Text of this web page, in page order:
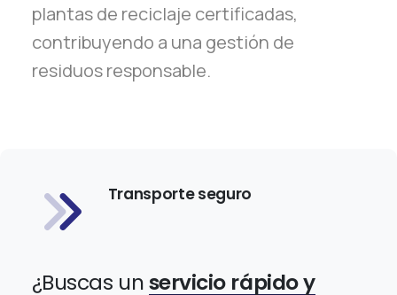
plantas de reciclaje certificadas,
contribuyendo a una gestión de
residuos responsable.
Transporte seguro
¿Buscas unservicio rápido y